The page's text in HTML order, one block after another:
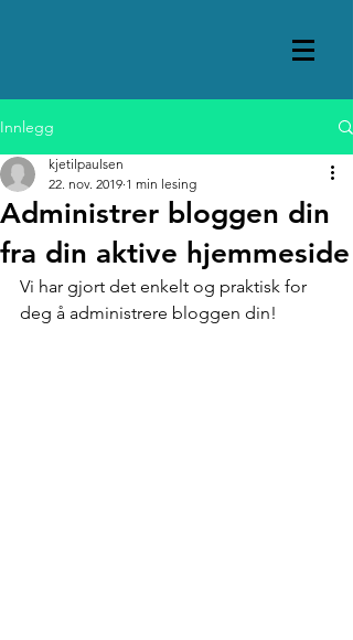
Innlegg
Administrer bloggen din
fra din aktive hjemmeside
kjetilpaulsen
22. nov. 2019 1 min lesing
Vi har gjort det enkelt og praktisk for
deg å administrere bloggen din!